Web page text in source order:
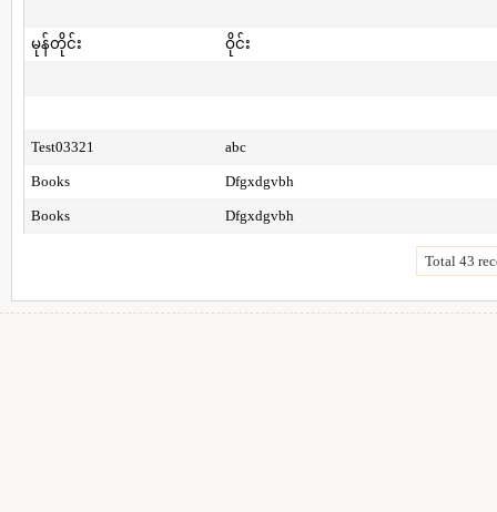
မုန်တိုင်း ဝိုင်း
Test03321 abc
Books Dfgxdgvbh
Books Dfgxdgvbh
Total 43